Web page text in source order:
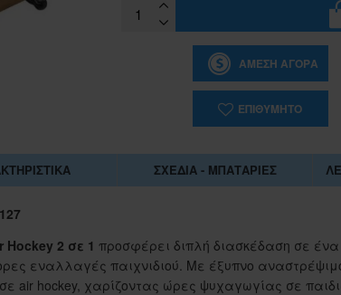
ΆΜΕΣΗ ΑΓΟΡΆ
ΕΠΙΘΥΜΗΤΌ
ΣΧΈΔΙΑ - ΜΠΑΤΑΡΊΕΣ
2 σε 1 προσφέρει διπλή διασκέδαση σε ένα
εναλλαγές παιχνιδιού. Με έξυπνο
air hockey, χαρίζοντας ώρες ψυχαγωγίας σε